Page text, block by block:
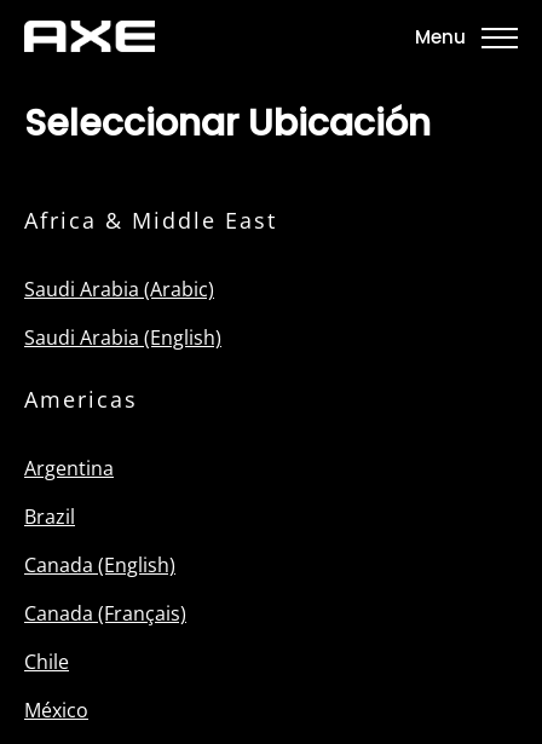
Menu
Seleccionar Ubicación
Africa & Middle East
Saudi Arabia (Arabic)
Saudi Arabia (English)
Americas
Argentina
Brazil
Canada (English)
Canada (Français)
Chile
México